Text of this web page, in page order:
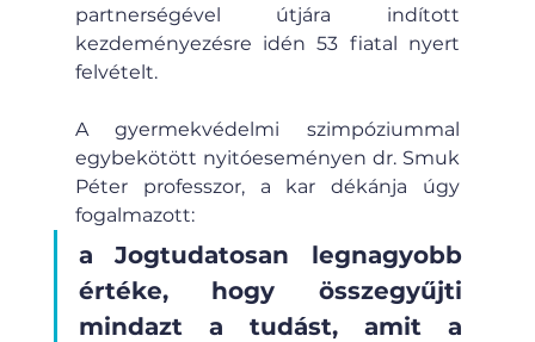
partnerségével útjára indított
kezdeményezésre idén 53 fiatal nyert
felvételt.
A gyermekvédelmi szimpóziummal
egybekötött nyitóeseményen dr. Smuk
Péter professzor, a kar dékánja úgy
fogalmazott:
a Jogtudatosan legnagyobb
értéke, hogy összegyűjti
mindazt a tudást, amit a